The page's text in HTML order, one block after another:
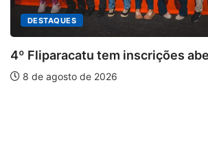
DESTAQUES
4º Fliparacatu tem inscrições
8 de agosto de 2026